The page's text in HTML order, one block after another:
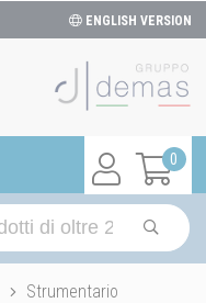
ENGLISH VERSION
0
Strumentario